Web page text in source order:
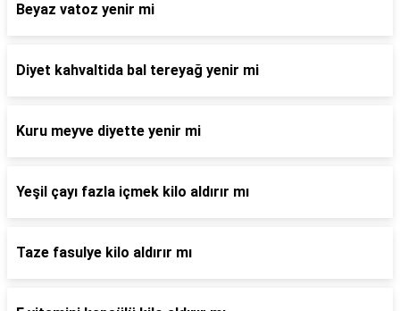
Beyaz vatoz yenir mi
Diyet kahvaltida bal tereyağ yenir mi
Kuru meyve diyette yenir mi
Yeşil çayı fazla içmek kilo aldırır mı
Taze fasulye kilo aldırır mı